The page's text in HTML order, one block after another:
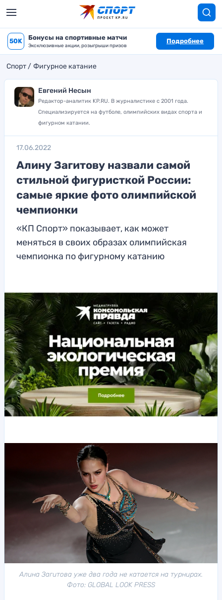
50K Бонусы на спортивные матчи
Эксклюзивные акции, розыгрыши призов
Подробнее
Спорт Фигурное катание
Евгений Несын
Редактор-аналитик KP.RU. В журналистике с 2001 года.
Специализируется на футболе, олимпийских видах спорта и
фигурном катании.
17.06.2022
Алину Загитову назвали самой
стильной фигуристкой России:
самые яркие фото олимпийской
чемпионки
«КП Спорт» показывает, как может
меняться в своих образах олимпийская
чемпионка по фигурному катанию
Алина Загитова уже два года не катается на турнирах.
Фото: GLOBAL LOOK PRESS